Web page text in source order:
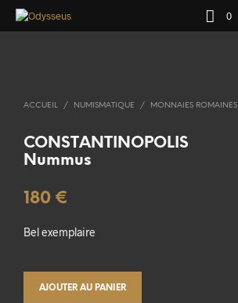
0
ACCUEIL / NUMISMATIQUE / MONNAIES ROMAINES
CONSTANTINOPOLIS
Nummus
180 €
Bel exemplaire
AJOUTER AU PANIER